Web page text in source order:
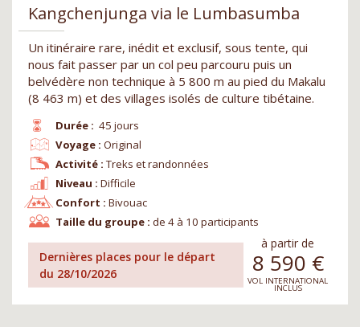
Kangchenjunga via le Lumbasumba
Un itinéraire rare, inédit et exclusif, sous tente, qui
nous fait passer par un col peu parcouru puis un
belvédère non technique à 5 800 m au pied du Makalu
(8 463 m) et des villages isolés de culture tibétaine.
Durée : 45 jours
Niveau : Difficile
Voyage : Original
Confort : Bivouac
Activité : Treks et randonnées
Taille du groupe : de 4 à 10 participants
Dernières places pour le départ
du 28/10/2026
à partir de
8 590 €
VOL INTERNATIONAL
INCLUS